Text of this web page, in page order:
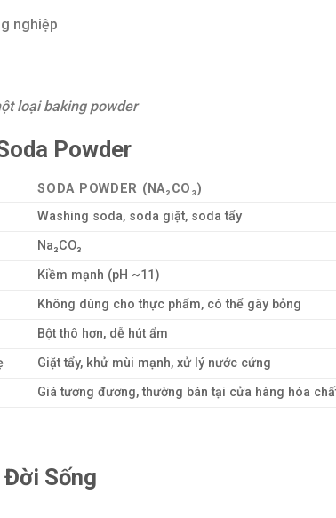
nghiệp
loại baking powder
Powder
SODA POWDER (NA₂CO₃)
Washing soda, soda giặt, soda tẩy
Na₂CO₃
Kiềm mạnh (pH ~11)
Không dùng cho thực phẩm, có thể gây bỏng
Bột thô hơn, dễ hút ẩm
Giặt tẩy, khử mùi mạnh, xử lý nước cứng
Giá tương đương, thường bán tại cửa hàng hóa
Đời Sống